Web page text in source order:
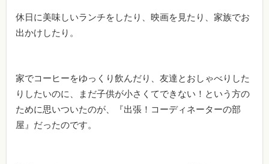
休日に美味しいランチをしたり、映画を見たり、家族でお
出かけしたり。
家でコーヒーをゆっくり飲んだり、友達とおしゃべりした
りしたいのに、まだ子供が小さくてできない！という方の
ために思いついたのが、『出張！コーディネーターの部
屋』だったのです。